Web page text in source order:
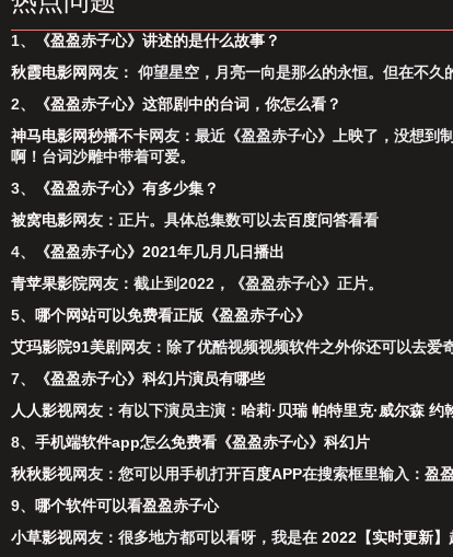
1、
《盈盈赤子心》讲述的是什么故事？
秋霞电影网 网友： 仰望星空，⽉亮⼀向是那么的永恒。但在不
2、
《盈盈赤子心》这部剧中的台词，你怎么看？
神马电影网秒播不卡网友：最近《盈盈赤子心》上映了，没想到
啊！台词沙雕中带着可爱。
3、
《盈盈赤子心》有多少集？
被窝电影网友：正片。具体总集数可以去百度问答看看
4、
《盈盈赤子心》2021年几月几日播出
青苹果影院网友：截止到2022，《盈盈赤子心》正片。
5、
哪个网站可以免费看正版《盈盈赤子心》
艾玛影院91美剧 网友：除了优酷视频视频软件之外你还可以去爱
7、
《盈盈赤子心》科幻片演员有哪些
人人影视网友：有以下演员主演： 哈莉·贝瑞 帕特里克·威尔森 约
8、 手机端软件app怎么免费看《盈盈赤子心》科幻片
秋秋影视网友：您可以用手机打开百度APP在搜索框里输入： 盈
9、
哪个软件可以看盈盈赤子心
小草影视网友：很多地方都可以看呀，我是在 2022【实时更新